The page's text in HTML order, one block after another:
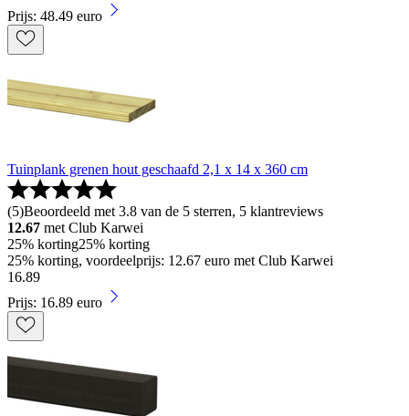
Prijs: 48.49 euro
Tuinplank grenen hout geschaafd 2,1 x 14 x 360 cm
(5)Beoordeeld met 3.8 van de 5 sterren, 5 klantreviews
12.67 met Club Karwei
25% korting25% korting
25% korting, voordeelprijs: 12.67 euro met Club Karwei
16.89
Prijs: 16.89 euro